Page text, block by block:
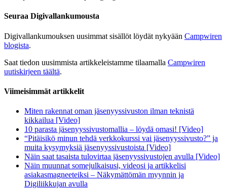
Seuraa Digivallankumousta
Digivallankumouksen uusimmat sisällöt löydät nykyään Campwiren
blogista.
Saat tiedon uusimmista artikkeleistamme tilaamalla Campwiren
uutiskirjeen täältä.
Viimeisimmät artikkelit
Miten rakennat oman jäsenyyssivuston ilman teknistä
kikkailua [Video]
10 parasta jäsenyyssivustomallia – löydä omasi! [Video]
“Pitäisikö minun tehdä verkkokurssi vai jäsenyyssivusto?” ja
muita kysymyksiä jäsenyyssivustoista [Video]
Näin saat tasaista tulovirtaa jäsenyyssivustojen avulla [Video]
Näin muunnat somejulkaisusi, videosi ja artikkelisi
asiakasmagneeteiksi – Näkymättömän myynnin ja
Digiliikkujan avulla